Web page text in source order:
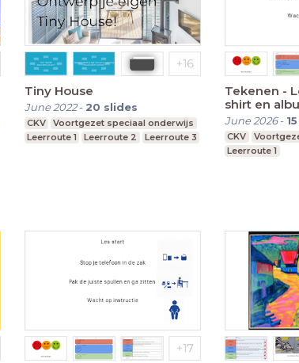
Tiny House
June 2022- 20 slides
CKV
Voortgezet speciaal onderwijs
Leerroute 1
Leerroute 2 Leerroute 3
Tekenen -
shirt en
June 2026- 15
CKV
Leerroute 1